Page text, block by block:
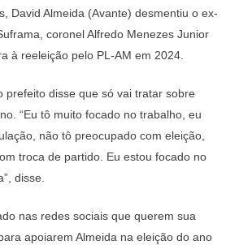
David Almeida (Avante) desmentiu o ex-
coronel Alfredo Menezes Junior
à reeleição pelo PL-AM em 2024.
prefeito disse que só vai tratar sobre
“Eu tô muito focado no trabalho, eu
não tô preocupado com eleição,
troca de partido. Eu estou focado no
disse.
nas redes sociais que querem sua
apoiarem Almeida na eleição do ano